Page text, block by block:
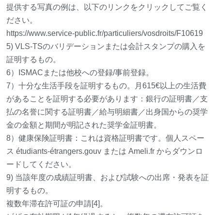
提供する写真の例は、以下のリンクをクリックしてご覧く
ださい。
https://www.service-public.fr/particuliers/vosdroits/F10619
5) VLS-TSのバリデーションまたは会計スタンプの購入を
証明するもの。
6）ISMACまたは他校への登録/事前登録。
7）十分な生活手段を証明するもの。月615€以上の生活費
があることを証明する必要があります：銀行の証明書／支
払の名誉に関する証明書／給与明細書／出身国からの奨学
金の金額と期間が明記された奨学金証明書。
8）健康保険証明書：これは資格証明書です。個人スペー
ス étudiants-étrangers.gouv または Ameli.fr からダウンロ
ードしてください。
9) 当該年度の成績証明書、および試験への出席・発表を証
明するもの。
複数年滞在許可証の申請[4]。